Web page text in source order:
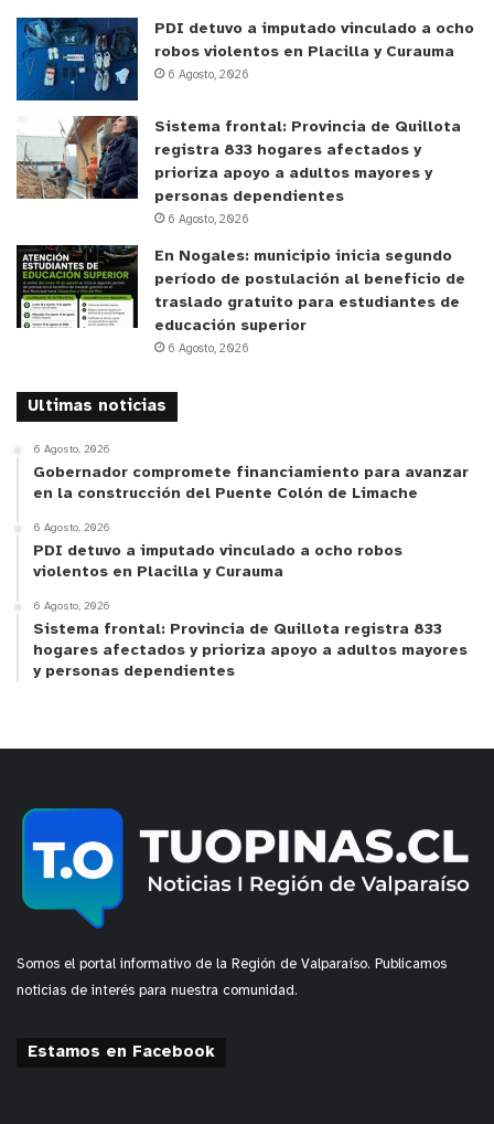
La organización y coordinación logística del evento
local Huellitas de Boco. Los coordinadores de la
entidad enfatizaron que, al tratarse de un servicio
de alta demanda ciudadana y completamente
gratuito, se solicita a los vecinos asistir con
anticipación y transportar a sus animales con las
medidas de seguridad correspondientes, tales
como el uso obligatorio de correas, arneses o
caniles de transporte para evitar altercados o
Las consultas respecto a los requisitos específicos
de edad mínima para la inoculación de cachorros o
la disponibilidad de cupos por orden de llegada
pueden ser canalizadas a través de las
plataformas informativas vecinales de la
agrupación de la zona interior.
PDI detuvo a imputado vinculado a ocho
robos violentos en Placilla y Curauma
6 Agosto, 2026
Sistema frontal: Provincia de Quillota
registra 833 hogares afectados y
prioriza apoyo a adultos mayores y
personas dependientes
6 Agosto, 2026
En Nogales: municipio inicia segundo
período de postulación al beneficio de
traslado gratuito para estudiantes de
educación superior
6 Agosto, 2026
Ultimas noticias
6 Agosto, 2026
Gobernador compromete financiamiento para avanzar
en la construcción del Puente Colón de Limache
6 Agosto, 2026
PDI detuvo a imputado vinculado a ocho robos
violentos en Placilla y Curauma
6 Agosto, 2026
Sistema frontal: Provincia de Quillota registra 833
hogares afectados y prioriza apoyo a adultos mayores
y personas dependientes
Somos el portal informativo de la Región de Valparaíso. Publicamos
noticias de interés para nuestra comunidad.
Estamos en Facebook